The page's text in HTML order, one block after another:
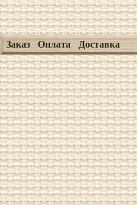
Заказ Оплата Доставка